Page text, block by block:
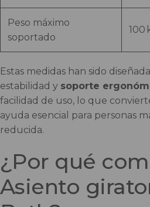
Peso máximo
soportado
100
Estas medidas han sido
estabilidad y soporte
facilidad de uso, lo que
ayuda esencial para personas
reducida.
¿Por qué
Asiento